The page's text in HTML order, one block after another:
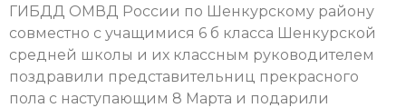
ГИБДД ОМВД России по Шенкурскому району
совместно с учащимися 6 б класса Шенкурской
средней школы и их классным руководителем
поздравили представительниц прекрасного
пола с наступающим 8 Марта и подарили